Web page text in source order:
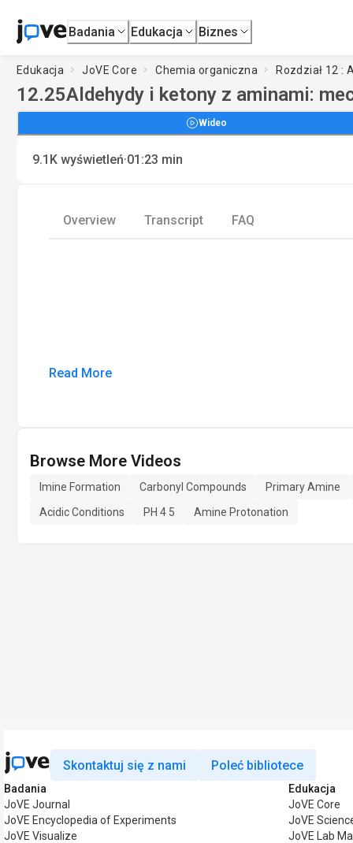
Badania Edukacja Biznes
Edukacja JoVE Core Chemia organiczna Rozdział 12 :
12.25Aldehydy i ketony z aminami:
Wideo
9.1K wyświetleń·01:23 min
Overview Transcript FAQ
Read More
Browse More Videos
Imine Formation Carbonyl Compounds
Primary Amine
Acidic Conditions
PH 4 5 Amine Protonation
Skontaktuj się z nami Poleć bibliotece
Badania
JoVE Journal
JoVE Encyclopedia of Experiments
JoVE Visualize
Edukacja
JoVE Core
JoVE
JoVE Lab